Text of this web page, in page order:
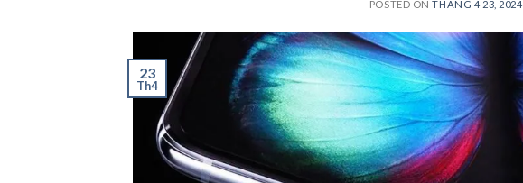
POSTED ONTHÁNG 4 23, 2024
23
Th4